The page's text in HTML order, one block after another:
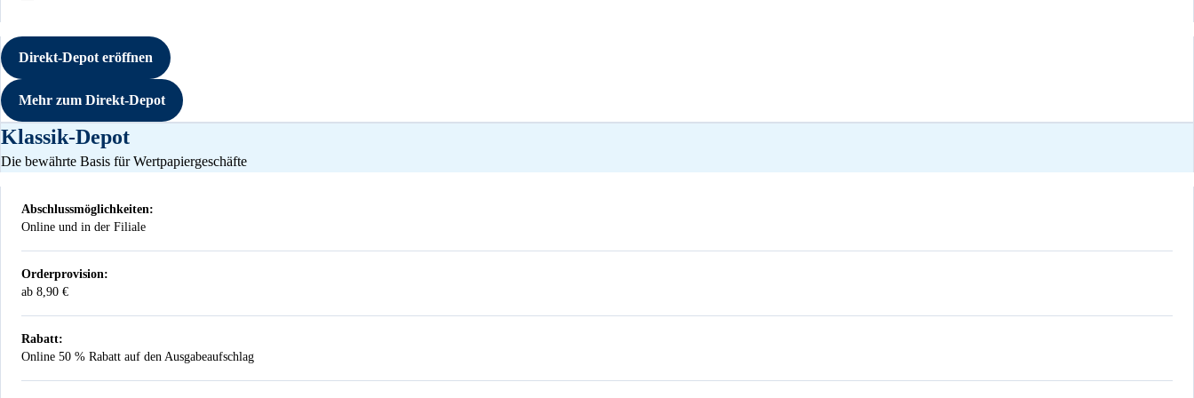
Direkt-Depot eröffnen
Mehr zum Direkt-Depot
Klassik-Depot
Die bewährte Basis für Wertpapiergeschäfte
Abschlussmöglichkeiten:
Online und in der Filiale
Orderprovision:
ab 8,90 €
Rabatt:
Online 50 % Rabatt auf den Ausgabeaufschlag